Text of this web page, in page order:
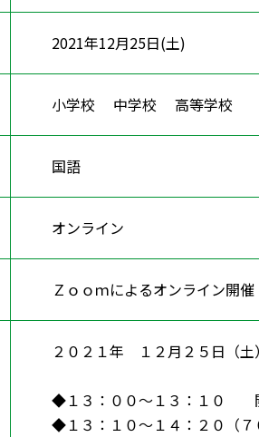
2021年12月25日(土)
小学校 中学校 高等学校
国語
オンライン
Ｚｏｏｍによるオンライン開催
２０２１年 １２月２５日（土
◆１３：００～１３：１０
◆１３：１０～１４：２０（７